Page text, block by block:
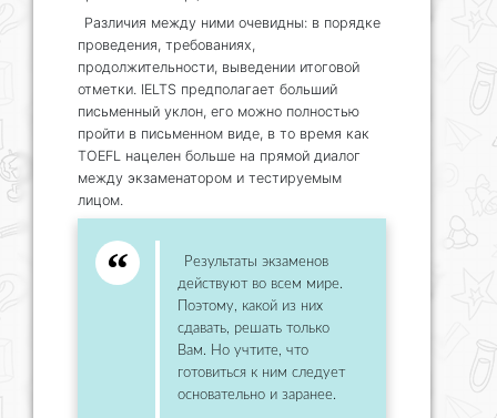
Различия между ними очевидны: в порядке
проведения, требованиях,
продолжительности, выведении итоговой
отметки. IELTS предполагает больший
письменный уклон, его можно полностью
пройти в письменном виде, в то время как
TOEFL нацелен больше на прямой диалог
между экзаменатором и тестируемым
лицом.
Результаты экзаменов
действуют во всем мире.
Поэтому, какой из них
сдавать, решать только
Вам. Но учтите, что
готовиться к ним следует
основательно и заранее.